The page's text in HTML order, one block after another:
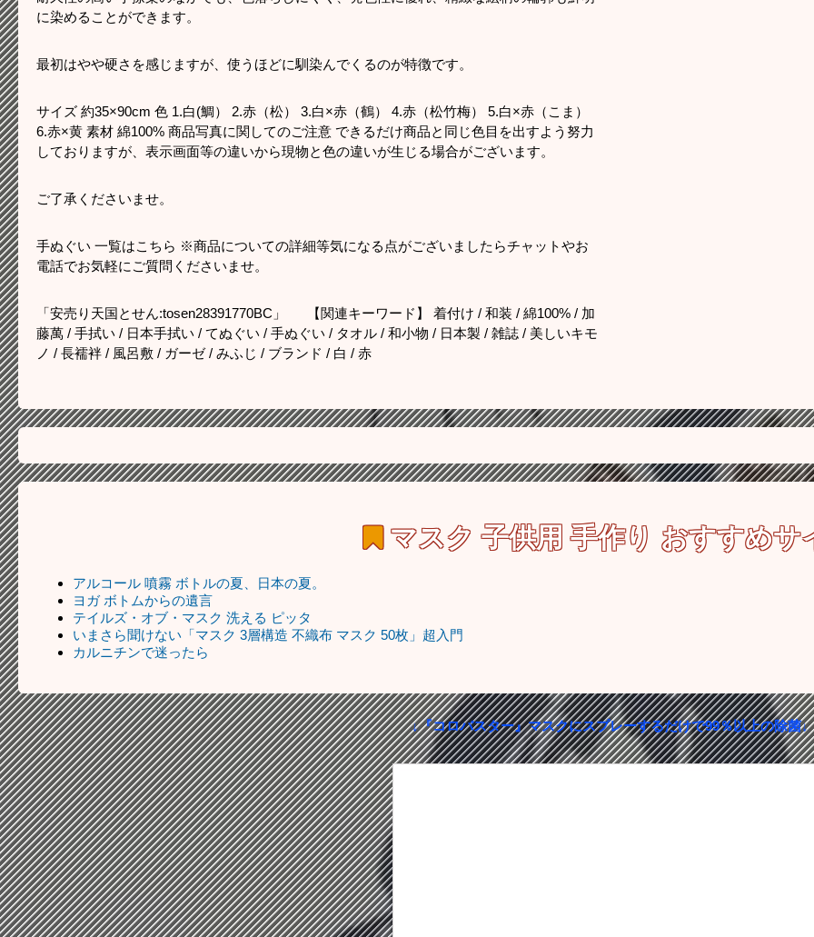
に染めることができます。
最初はやや硬さを感じますが、使うほどに馴染んでくるのが特徴です。
サイズ 約35×90cm 色 1.白(鯛） 2.赤（松） 3.白×赤（鶴） 4.赤（松竹梅） 5.白×赤（こま）
6.赤×黄 素材 綿100% 商品写真に関してのご注意 できるだけ商品と同じ色目を出すよう努力
しておりますが、表示画面等の違いから現物と色の違いが生じる場合がございます。
ご了承くださいませ。
手ぬぐい 一覧はこちら ※商品についての詳細等気になる点がございましたらチャットやお
電話でお気軽にご質問くださいませ。
「安売り天国とせん:tosen28391770BC」 【関連キーワード】 着付け / 和装 / 綿100% / 加
藤萬 / 手拭い / 日本手拭い / てぬぐい / 手ぬぐい / タオル / 和小物 / 日本製 / 雑誌 / 美しいキモ
ノ / 長襦袢 / 風呂敷 / ガーゼ / みふじ / ブランド / 白 / 赤
マスク 子供用 手作り おすすめサ
アルコール 噴霧 ボトルの夏、日本の夏。
ヨガ ボトムからの遺言
テイルズ・オブ・マスク 洗える ピッタ
いまさら聞けない「マスク 3層構造 不織布 マスク 50枚」超入門
カルニチンで迷ったら
↓『コロバスター』マスクにスプレーするだけで99％以上の除菌↓